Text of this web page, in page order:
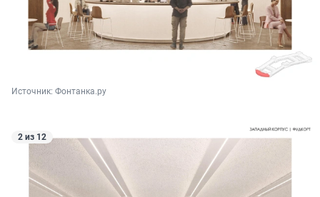
Источник: Фонтанка.ру
2 из 12